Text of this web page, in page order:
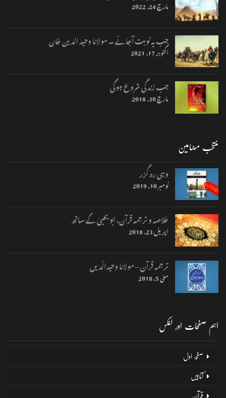
مارچ 24, 2022
جب یہ نوبت آجائے ۔ مولانا وحید الدین خان
اکتوبر 17, 2021
جب زندگی شروع ہوگی
مارچ 30, 2018
منتخب مضامین
وہی رہ گزر
نومبر 10, 2019
خلاصہ و ترجمہ قرآن، ابو یحییٰ کے ساتھ
اپریل 23, 2018
ترجمہ قرآن – مولانا وحیدالّدیں
مئی 5, 2018
اہم صفحات اور لنکس
صفحۂ اول
کتابیں
قرآن